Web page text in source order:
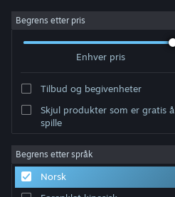
Logg inn
Om
Kundestøtte
Begrens etter pris
Enhver pris
Tilbud og begivenheter
Skjul produkter som er gratis å
spille
Begrens etter språk
Norsk
Utvikler: Dream Totems LLC
Sorter etter Relevans